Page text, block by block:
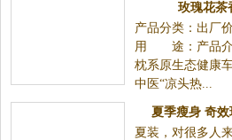
玫瑰花茶
产品分类：出厂
用 途：产品介
枕系原生态健康
中医“凉头热...
夏季瘦身 奇
夏装，对很多人